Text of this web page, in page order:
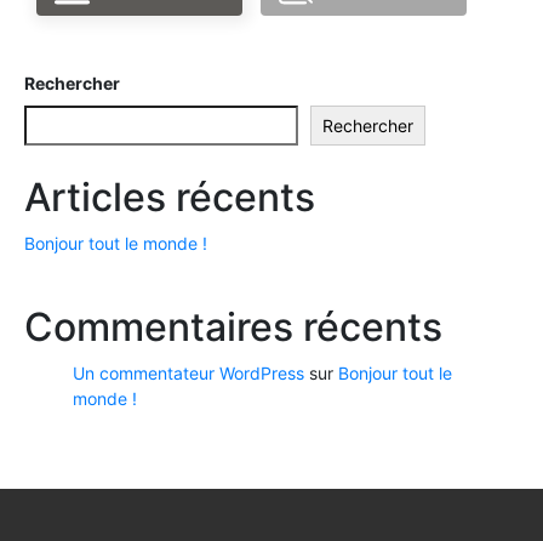
Rechercher
Rechercher
Articles récents
Bonjour tout le monde !
Commentaires récents
Un commentateur WordPress sur Bonjour tout le
monde !